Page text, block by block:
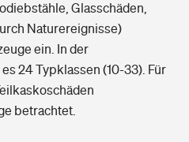
Glasschäden,
Naturereignisse)
ein. In der
24 Typklassen (10-33). Für
betrachtet.